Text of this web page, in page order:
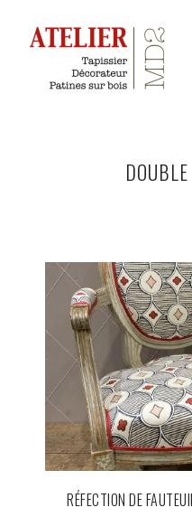
RÉFECTION DE